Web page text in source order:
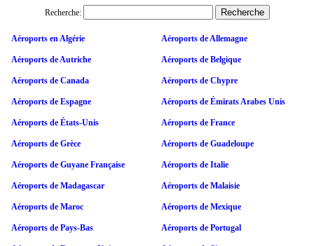
Recherche:
Aéroports en Algérie Aéroports de Allemagne
Aéroports de Autriche Aéroports de Belgique
Aéroports de Canada Aéroports de Chypre
Aéroports de Espagne Aéroports de Émirats Arabes Unis
Aéroports de États-Unis Aéroports de France
Aéroports de Grèce Aéroports de Guadeloupe
Aéroports de Guyane Française Aéroports de Italie
Aéroports de Madagascar Aéroports de Malaisie
Aéroports de Maroc Aéroports de Mexique
Aéroports de Pays-Bas Aéroports de Portugal